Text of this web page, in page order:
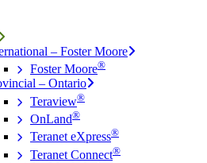
– Foster Moore
Foster Moore®
– Ontario
Teraview®
OnLand®
Teranet eXpress®
Teranet Connect®